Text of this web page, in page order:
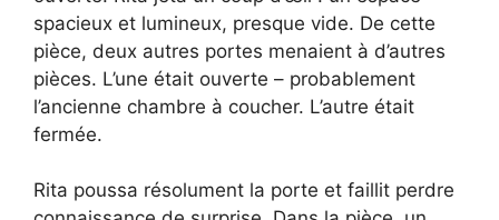
spacieux et lumineux, presque vide. De cette
pièce, deux autres portes menaient à d’autres
pièces. L’une était ouverte – probablement
l’ancienne chambre à coucher. L’autre était
fermée.
Rita poussa résolument la porte et faillit perdre